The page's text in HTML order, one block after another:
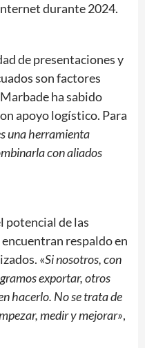
durante 2024​.
de presentaciones y
son factores
ha sabido
apoyo logístico. Para
una herramienta
con aliados
potencial de las
respaldo en
«Si nosotros, con
exportar, otros
hacerlo. No se trata de
medir y mejorar»,